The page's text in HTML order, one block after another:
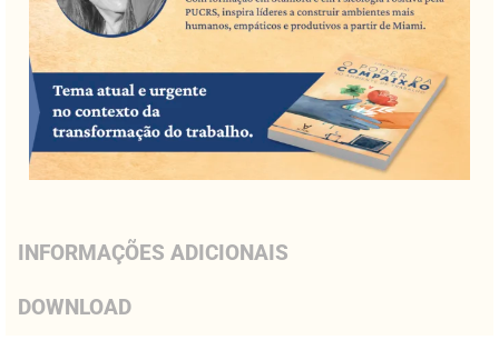
INFORMAÇÕES ADICIONAIS
DOWNLOAD